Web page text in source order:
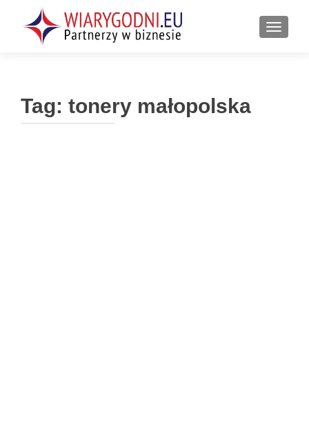
Tag: tonery małopolska